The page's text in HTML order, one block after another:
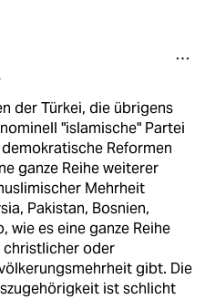
der Türkei, die übrigens
"islamische" Partei
Reformen
ganze Reihe weiterer
Mehrheit
Pakistan, Bosnien,
wie es eine ganze Reihe
oder
gibt. Die
ist schlicht